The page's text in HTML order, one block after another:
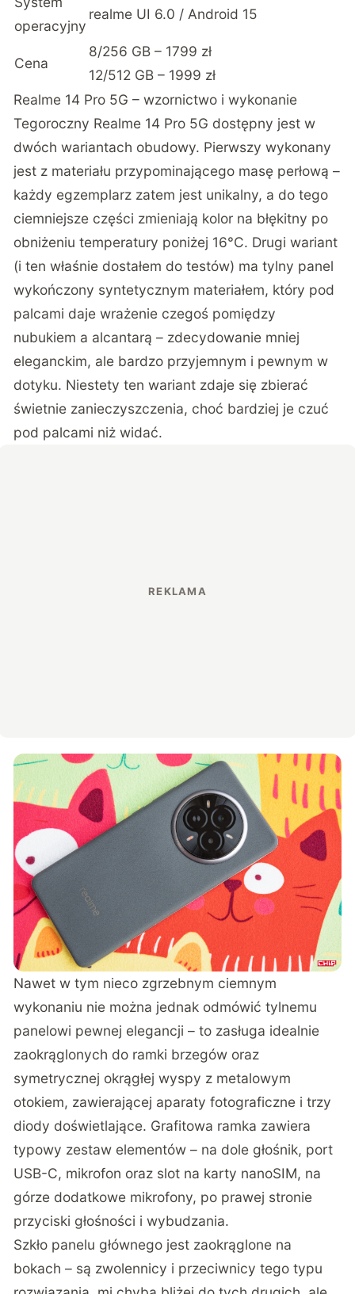
operacyjny
realme UI 6.0 / Android 15
Cena
8/256 GB – 1799 zł
12/512 GB – 1999 zł
Realme 14 Pro 5G – wzornictwo i wykonanie
Tegoroczny Realme 14 Pro 5G dostępny jest w
dwóch wariantach obudowy. Pierwszy wykonany
jest z materiału przypominającego masę perłową –
każdy egzemplarz zatem jest unikalny, a do tego
ciemniejsze części zmieniają kolor na błękitny po
obniżeniu temperatury poniżej 16°C. Drugi wariant
(i ten właśnie dostałem do testów) ma tylny panel
wykończony syntetycznym materiałem, który pod
palcami daje wrażenie czegoś pomiędzy
nubukiem a alcantarą – zdecydowanie mniej
eleganckim, ale bardzo przyjemnym i pewnym w
dotyku. Niestety ten wariant zdaje się zbierać
świetnie zanieczyszczenia, choć bardziej je czuć
pod palcami niż widać.
Nawet w tym nieco zgrzebnym ciemnym
wykonaniu nie można jednak odmówić tylnemu
panelowi pewnej elegancji – to zasługa idealnie
zaokrąglonych do ramki brzegów oraz
symetrycznej okrągłej wyspy z metalowym
otokiem, zawierającej aparaty fotograficzne i trzy
diody doświetlające. Grafitowa ramka zawiera
typowy zestaw elementów – na dole głośnik, port
USB-C, mikrofon oraz slot na karty nanoSIM, na
górze dodatkowe mikrofony, po prawej stronie
przyciski głośności i wybudzania.
Szkło panelu głównego jest zaokrąglone na
bokach – są zwolennicy i przeciwnicy tego typu